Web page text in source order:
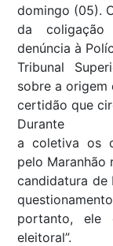
domingo (05).
da coligação
denúncia à
Tribunal
sobre a origem
certidão que
Durante
a coletiva os
pelo Maranhão
candidatura de
portanto,
eleitoral”.